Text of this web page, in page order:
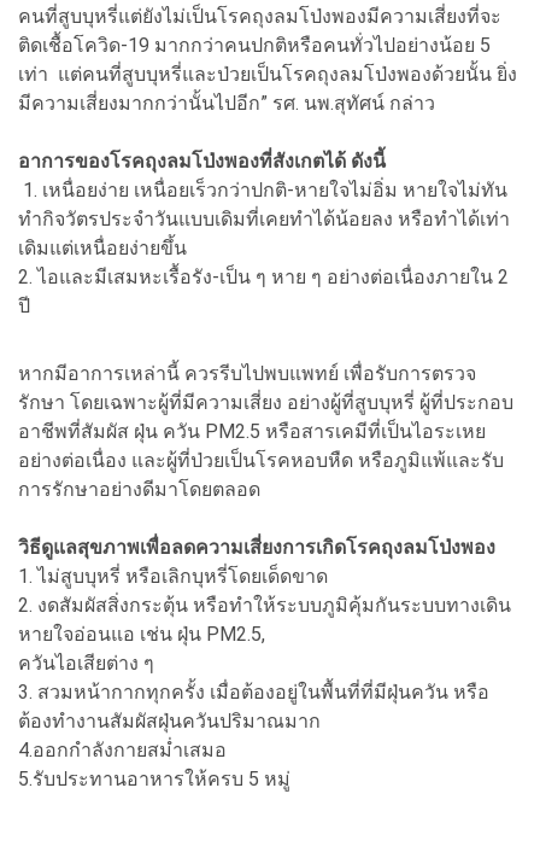
คนที่สูบบุหรี่แต่ยังไม่เป็นโรคถุงลมโป่งพองมีความเสี่ยงที่จะ
ติดเชื้อโควิด-19 มากกว่าคนปกติหรือคนทั่วไปอย่างน้อย 5
เท่า แต่คนที่สูบบุหรี่และป่วยเป็นโรคถุงลมโป่งพองด้วยนั้น ยิ่ง
มีความเสี่ยงมากกว่านั้นไปอีก” รศ. นพ.สุทัศน์ กล่าว
อาการของโรคถุงลมโป่งพองที่สังเกตได้ ดังนี้
1. เหนื่อยง่าย เหนื่อยเร็วกว่าปกติ-หายใจไม่อิ่ม หายใจไม่ทัน
ทำกิจวัตรประจำวันแบบเดิมที่เคยทำได้น้อยลง หรือทำได้เท่า
เดิมแต่เหนื่อยง่ายขึ้น
2. ไอและมีเสมหะเรื้อรัง-เป็น ๆ หาย ๆ อย่างต่อเนื่องภายใน 2
ปี
หากมีอาการเหล่านี้ ควรรีบไปพบแพทย์ เพื่อรับการตรวจ
รักษา โดยเฉพาะผู้ที่มีความเสี่ยง อย่างผู้ที่สูบบุหรี่ ผู้ที่ประกอบ
อาชีพที่สัมผัส ฝุ่น ควัน PM2.5 หรือสารเคมีที่เป็นไอระเหย
อย่างต่อเนื่อง และผู้ที่ป่วยเป็นโรคหอบหืด หรือภูมิแพ้และรับ
การรักษาอย่างดีมาโดยตลอด
วิธีดูแลสุขภาพเพื่อลดความเสี่ยงการเกิดโรคถุงลมโป่งพอง
1. ไม่สูบบุหรี่ หรือเลิกบุหรี่โดยเด็ดขาด
2. งดสัมผัสสิ่งกระตุ้น หรือทำให้ระบบภูมิคุ้มกันระบบทางเดิน
หายใจอ่อนแอ เช่น ฝุ่น PM2.5,
ควันไอเสียต่าง ๆ
3. สวมหน้ากากทุกครั้ง เมื่อต้องอยู่ในพื้นที่ที่มีฝุ่นควัน หรือ
ต้องทำงานสัมผัสฝุ่นควันปริมาณมาก
4.ออกกำลังกายสม่ำเสมอ
5.รับประทานอาหารให้ครบ 5 หมู่